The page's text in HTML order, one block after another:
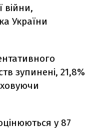
війни,
України
зупинені, 21,8%
у 87